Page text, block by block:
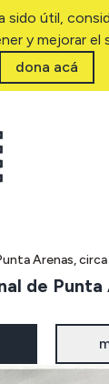
útil,
y mejorar el
dona acá
Arenas,
de Punta